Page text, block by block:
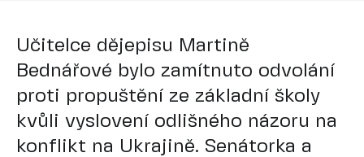
Učitelce dějepisu Martině
Bednářové bylo zamítnuto odvolání
proti propuštění ze základní školy
kvůli vyslovení odlišného názoru na
konflikt na Ukrajině. Senátorka a